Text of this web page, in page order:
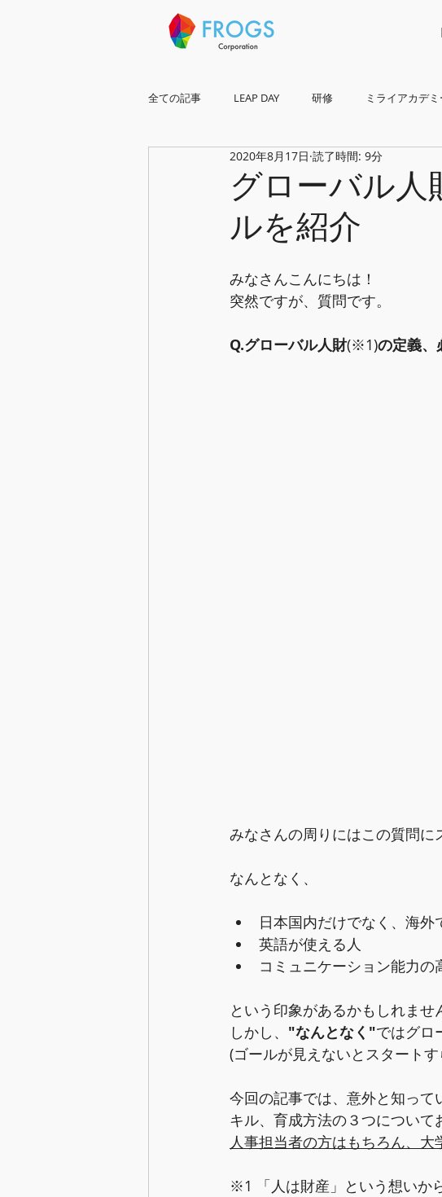
全ての記事 LEAP DAY 研修 ミライアカデミ
琉球frogs全国展開グローバル
ルを紹介
2020年8月17日 読了時間: 9分
みなさんこんにちは！
突然ですが、質問です。
Q.グローバル人財(※1)の定義、
みなさんの周りにはこの質問
なんとなく、
日本国内だけでなく、海外
英語が使える人
コミュニケーション能力の
という印象があるかもしれませ
しかし、 "なんとなく"ではグロ
(ゴールが見えないとスタート
今回の記事では、意外と知っ
キル、育成方法の３つについて
人事担当者の方はもちろん、
※1 「人は財産」という想いか